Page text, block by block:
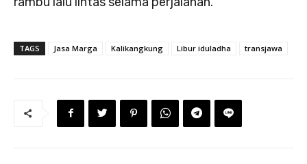
TAGS Jasa Marga Kalikangkung Libur iduladha transjawa